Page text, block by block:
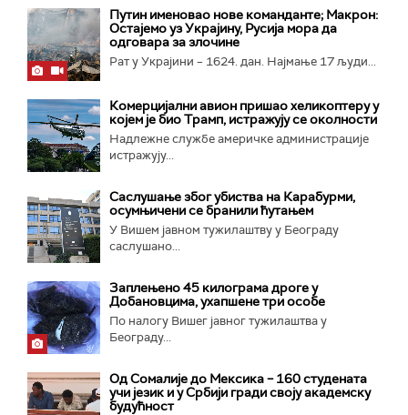
Путин именовао нове команданте; Макрон:
Остајемо уз Украјину, Русија мора да
одговара за злочине
Рат у Украјини – 1624. дан. Најмање 17 људи...
Комерцијални авион пришао хеликоптеру у
којем је био Трамп, истражују се околности
Надлежне службе америчке администрације
истражују...
Саслушање због убиства на Карабурми,
осумњичени се бранили ћутањем
У Вишем јавном тужилаштву у Београду
саслушано...
Заплењено 45 килограма дроге у
Добановцима, ухапшене три особе
По налогу Вишег јавног тужилаштва у
Београду...
Од Сомалије до Мексика – 160 студената
учи језик и у Србији гради своју академску
будућност